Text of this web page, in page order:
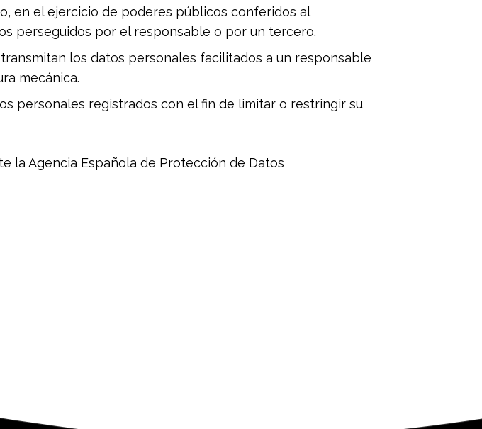
en el ejercicio de poderes públicos conferidos al
perseguidos por el responsable o por un tercero.
los datos personales facilitados a un responsable
mecánica.
personales registrados con el fin de limitar o restringir su
la Agencia Española de Protección de Datos